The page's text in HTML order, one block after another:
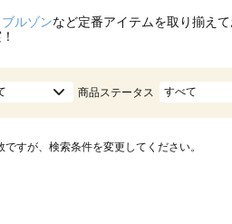
ブルゾンなど定番アイテムを取り揃え
商品ステータス すべて
すが、検索条件を変更してください。